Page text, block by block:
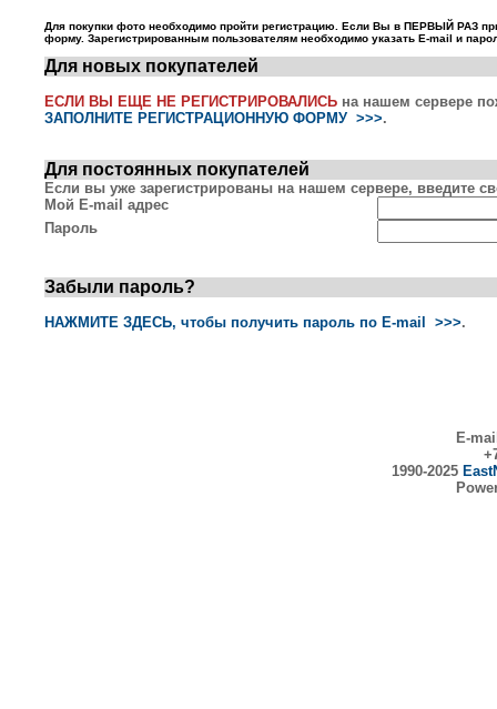
Для покупки фото необходимо пройти регистрацию. Если Вы в ПЕРВЫЙ РАЗ
форму. Зарегистрированным пользователям необходимо указать E-mail и
Для новых покупателей
ЕСЛИ ВЫ ЕЩЕ НЕ РЕГИСТРИРОВАЛИСЬ на нашем сервере
ЗАПОЛНИТЕ РЕГИСТРАЦИОННУЮ ФОРМУ >>>.
Для постоянных покупателей
Если вы уже зарегистрированы на нашем сервере, введите
Мой E-mail адрес
Пароль
Забыли пароль?
НАЖМИТЕ ЗДЕСЬ, чтобы получить пароль по E-mail >>>.
E-
1990-2025